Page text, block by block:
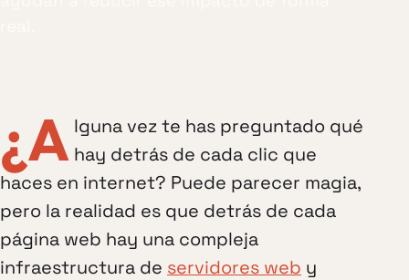
¿A lguna vez te has preguntado qué
hay detrás de cada clic que
haces en internet? Puede parecer magia,
pero la realidad es que detrás de cada
página web hay una compleja
infraestructura de servidores web y